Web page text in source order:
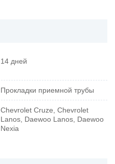
14 дней
Прокладки приемной трубы
Chevrolet Cruze, Chevrolet
Lanos, Daewoo Lanos, Daewoo
Nexia